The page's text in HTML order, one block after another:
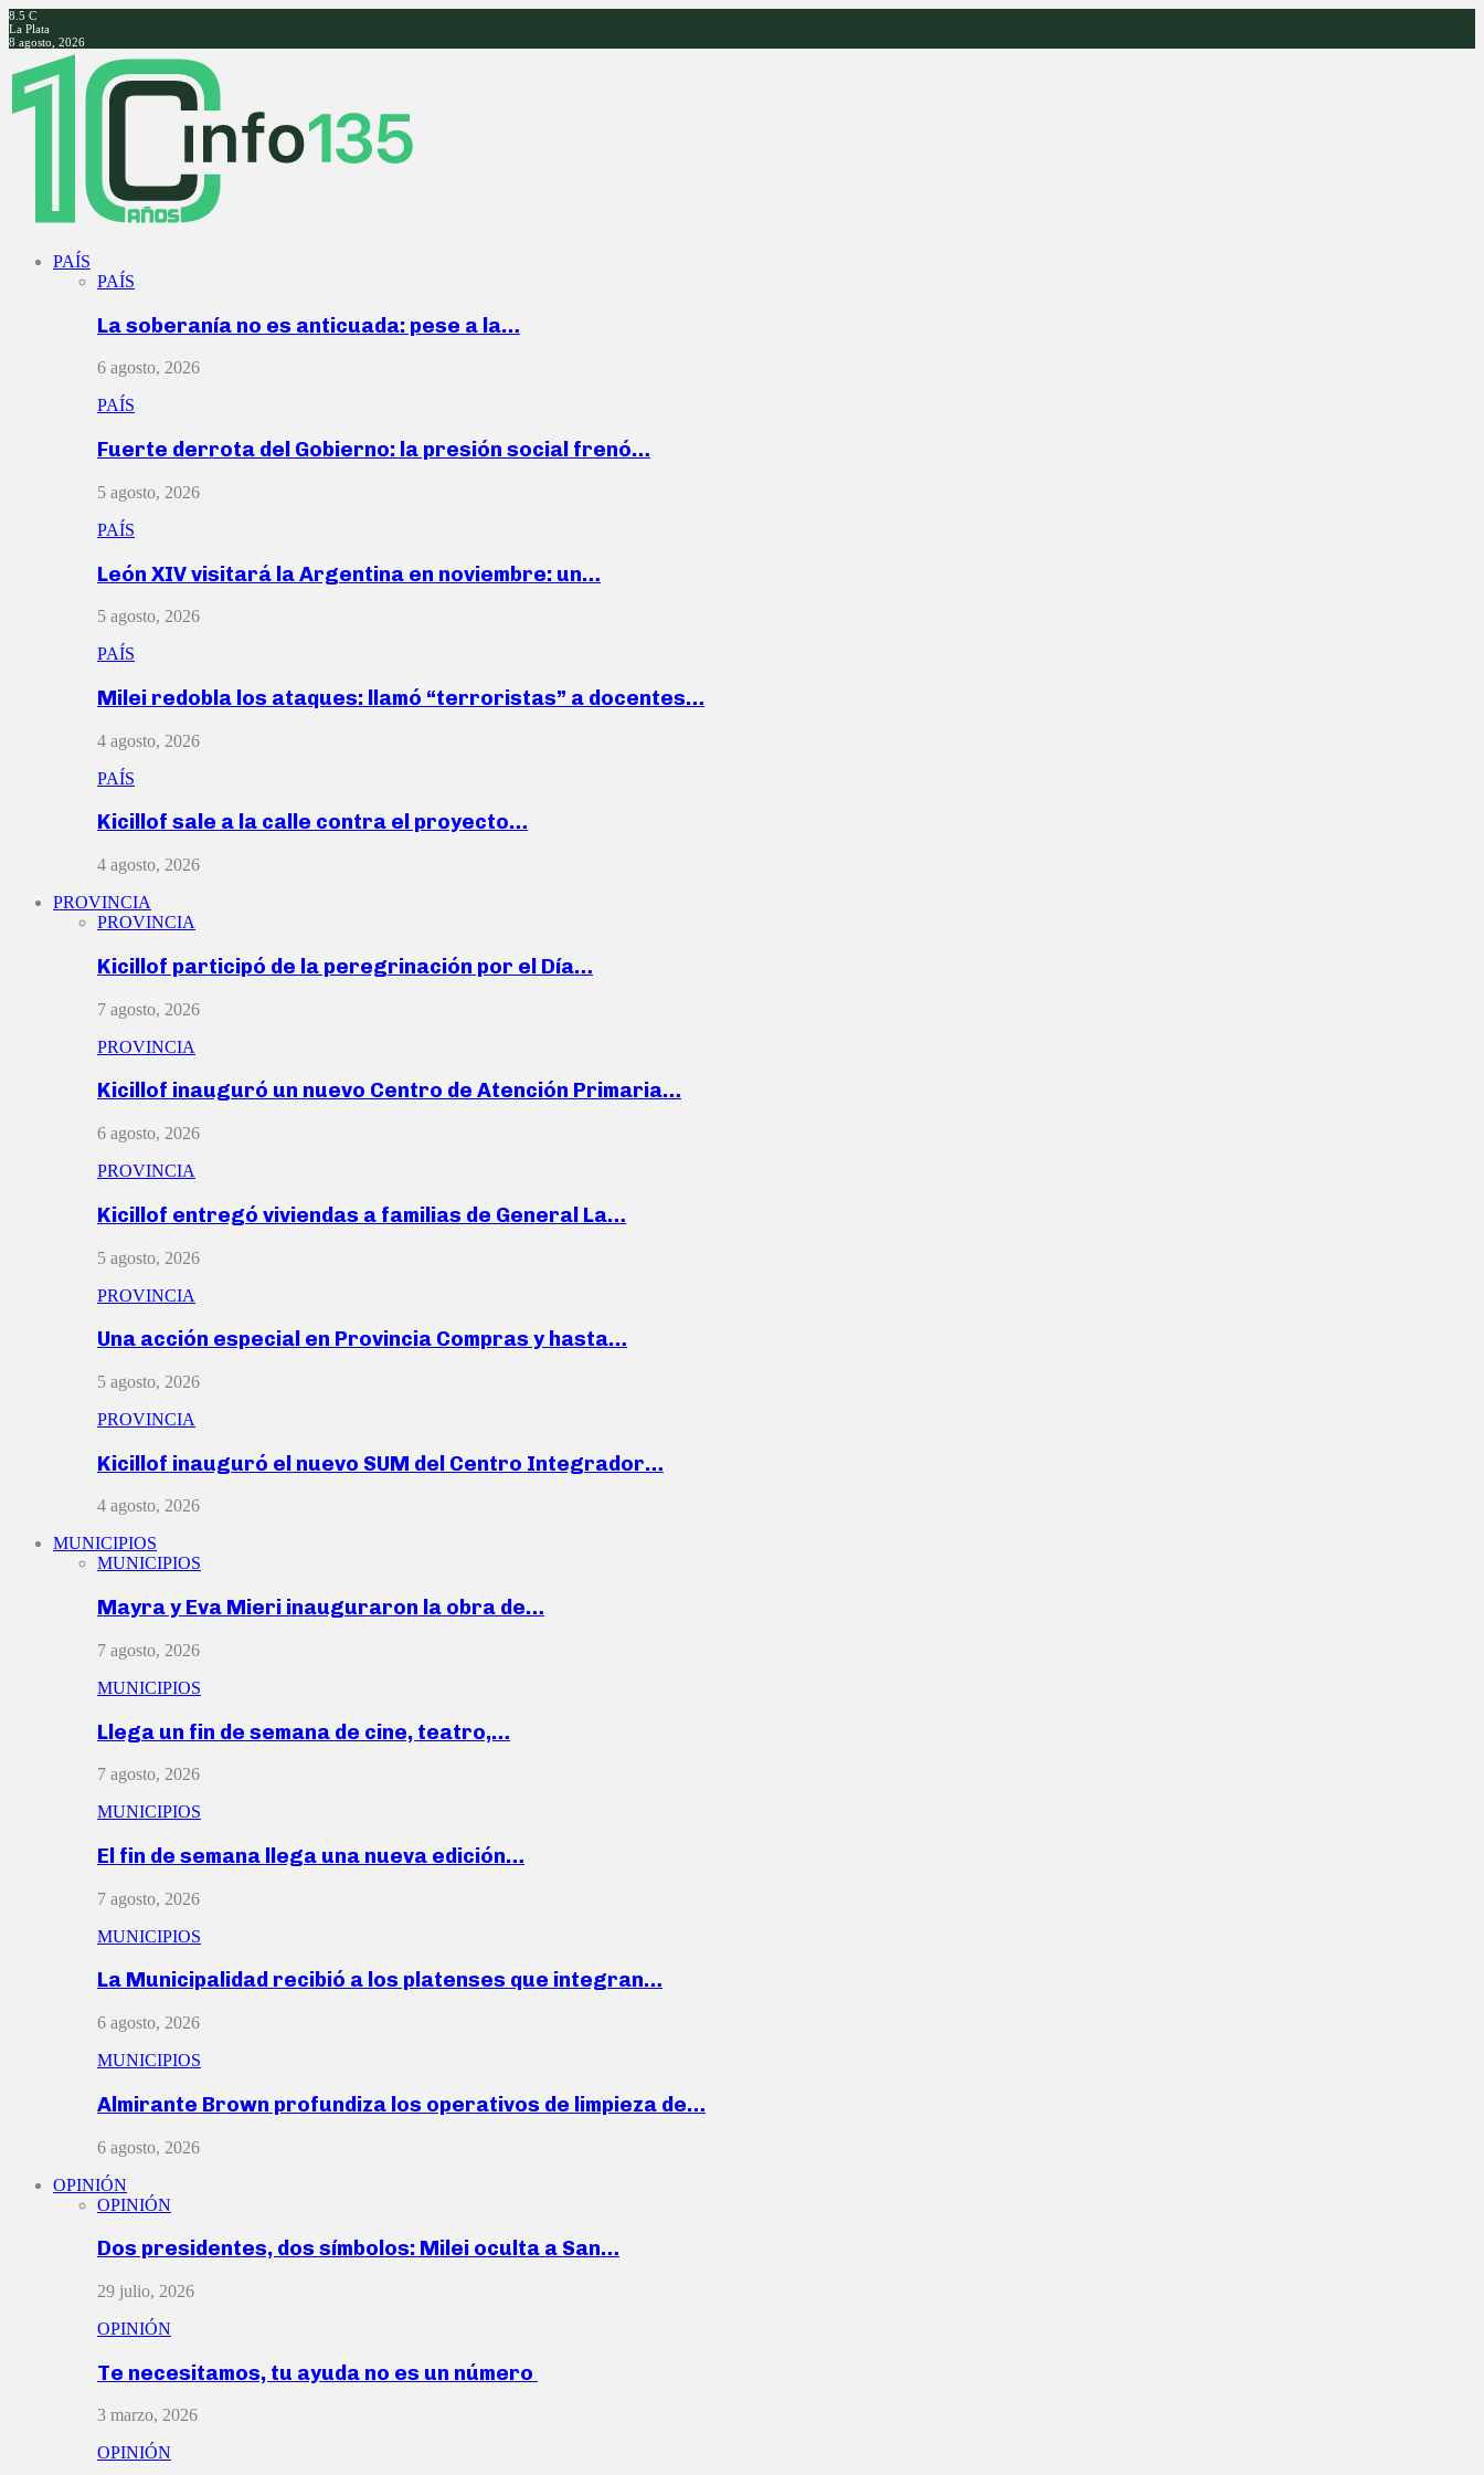
8.5 C
La Plata
8 agosto, 2026
Facebook
Twitter
Instagram
Youtube
PAÍS
PAÍS
La soberanía no es anticuada: pese a la…
6 agosto, 2026
PAÍS
Fuerte derrota del Gobierno: la presión social frenó…
5 agosto, 2026
PAÍS
León XIV visitará la Argentina en noviembre: un…
5 agosto, 2026
PAÍS
Milei redobla los ataques: llamó “terroristas” a docentes…
4 agosto, 2026
PAÍS
Kicillof sale a la calle contra el proyecto…
4 agosto, 2026
PROVINCIA
PROVINCIA
Kicillof participó de la peregrinación por el Día…
7 agosto, 2026
PROVINCIA
Kicillof inauguró un nuevo Centro de Atención Primaria…
6 agosto, 2026
PROVINCIA
Kicillof entregó viviendas a familias de General La…
5 agosto, 2026
PROVINCIA
Una acción especial en Provincia Compras y hasta…
5 agosto, 2026
PROVINCIA
Kicillof inauguró el nuevo SUM del Centro Integrador…
4 agosto, 2026
MUNICIPIOS
MUNICIPIOS
Mayra y Eva Mieri inauguraron la obra de…
7 agosto, 2026
MUNICIPIOS
Llega un fin de semana de cine, teatro,…
7 agosto, 2026
MUNICIPIOS
El fin de semana llega una nueva edición…
7 agosto, 2026
MUNICIPIOS
La Municipalidad recibió a los platenses que integran…
6 agosto, 2026
MUNICIPIOS
Almirante Brown profundiza los operativos de limpieza de…
6 agosto, 2026
OPINIÓN
OPINIÓN
Dos presidentes, dos símbolos: Milei oculta a San…
29 julio, 2026
OPINIÓN
Te necesitamos, tu ayuda no es un número
3 marzo, 2026
OPINIÓN